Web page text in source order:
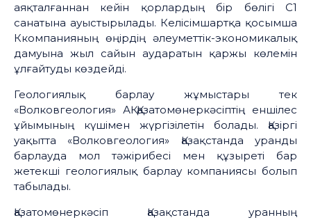
аяқталғаннан кейін қорлардың бір бөлігі С1
санатына ауыстырылады. Келісімшартқа қосымша
Ккомпанияның өңірдің әлеуметтік-экономикалық
дамуына жыл сайын аударатын қаржы көлемін
ұлғайтуды көздейді.
Геологиялық барлау жұмыстары тек
«Волковгеология» АҚ Қазатомөнеркәсіптің еншілес
ұйымының күшімен жүргізілетін болады. Қазіргі
уақытта «Волковгеология» Қазақстанда уранды
барлауда мол тәжірибесі мен құзыреті бар
жетекші геологиялық барлау компаниясы болып
табылады.
Қазатомөнеркәсіп Қазақстанда уранның